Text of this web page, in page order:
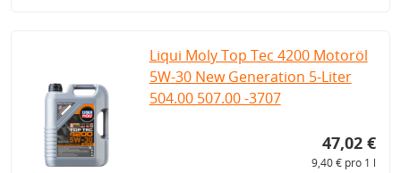
Liqui Moly Top Tec 4200 Motoröl
5W-30 New Generation 5-Liter
504.00 507.00 -3707
47,02 €
9,40 € pro 1 l